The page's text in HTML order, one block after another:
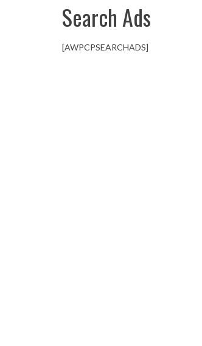
Search Ads
[AWPCPSEARCHADS]